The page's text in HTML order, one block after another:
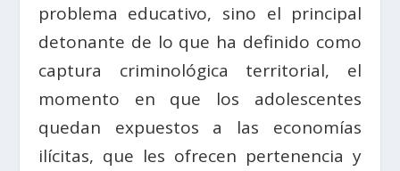
problema educativo, sino el principal
detonante de lo que ha definido como
captura criminológica territorial, el
momento en que los adolescentes
quedan expuestos a las economías
ilícitas, que les ofrecen pertenencia y